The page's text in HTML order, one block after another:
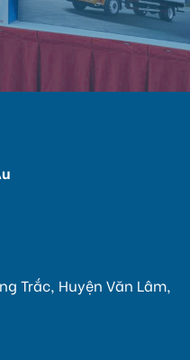
Trắc, Huyện Văn Lâm,